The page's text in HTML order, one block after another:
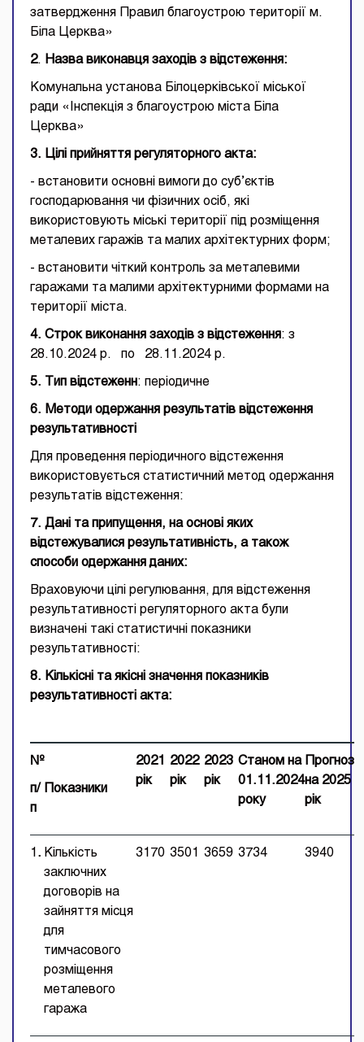
затвердження Правил благоустрою території м.
Біла Церква»
2. Назва виконавця заходів з відстеження :
Комунальна установа Білоцерківської міської
ради «Інспекція з благоустрою міста Біла
Церква»
3. Цілі прийняття регуляторного акта:
- встановити основні вимоги до суб’єктів
господарювання чи фізичних осіб, які
використовують міські території під розміщення
металевих гаражів та малих архітектурних форм;
- встановити чіткий контроль за металевими
гаражами та малими архітектурними формами на
території міста.
4. Строк виконання заходів з відстеження : з
28.10.2024 р. по 28.11.2024 р.
5. Тип відстеженн : періодичне
6. Методи одержання результатів відстеження
результативності
Для проведення періодичного відстеження
використовується статистичний метод одержання
результатів відстеження:
7. Дані та припущення, на основі яких
відстежувалися результативність, а також
способи одержання даних:
Враховуючи цілі регулювання, для відстеження
результативності регуляторного акта були
визначені такі статистичні показники
результативності:
8. Кількісні та якісні значення показників
результативності акта:
№
п/
п
Показники
2021
рік
2022
рік
2023
рік
Станом на
01.11.2024
року
Прогноз
на 2025
рік
1 . Кількість
заключних
договорів на
зайняття місця
для
тимчасового
розміщення
металевого
гаража
3170 3501 3659 3734 3940